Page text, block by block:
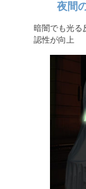
夜間
暗闇でも光る
認性が向上